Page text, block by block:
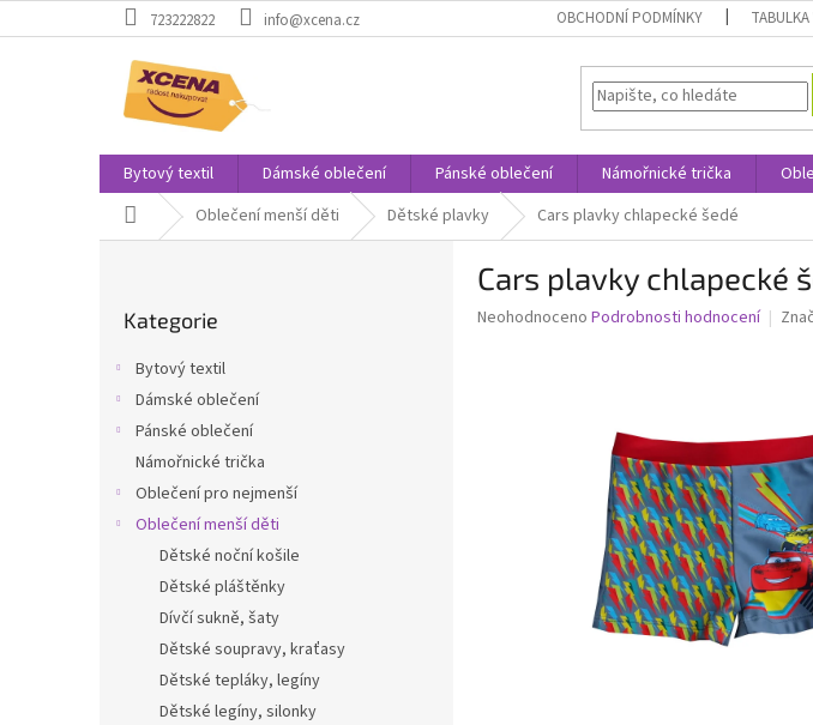
na
723222822 info@xcena.cz OBCHODNÍ PODMÍNKY
Bytový textil Dámské oblečení Pánské oblečení Námořnické trička
Domů Oblečení menší děti Dětské plavky Cars plavky chlapecké šedé
kategorie
Kategorie
Bytový textil
Dámské oblečení
Pánské oblečení
Námořnické trička
Oblečení pro nejmenší
Oblečení menší děti
Dětské noční košile
Dětské pláštěnky
Dívčí sukně, šaty
Dětské soupravy, kraťasy
Dětské tepláky, legíny
Dětské legíny, silonky
Cars plavky chlapecké
Průměrné
Neohodnoceno Podrobnosti hodnocení